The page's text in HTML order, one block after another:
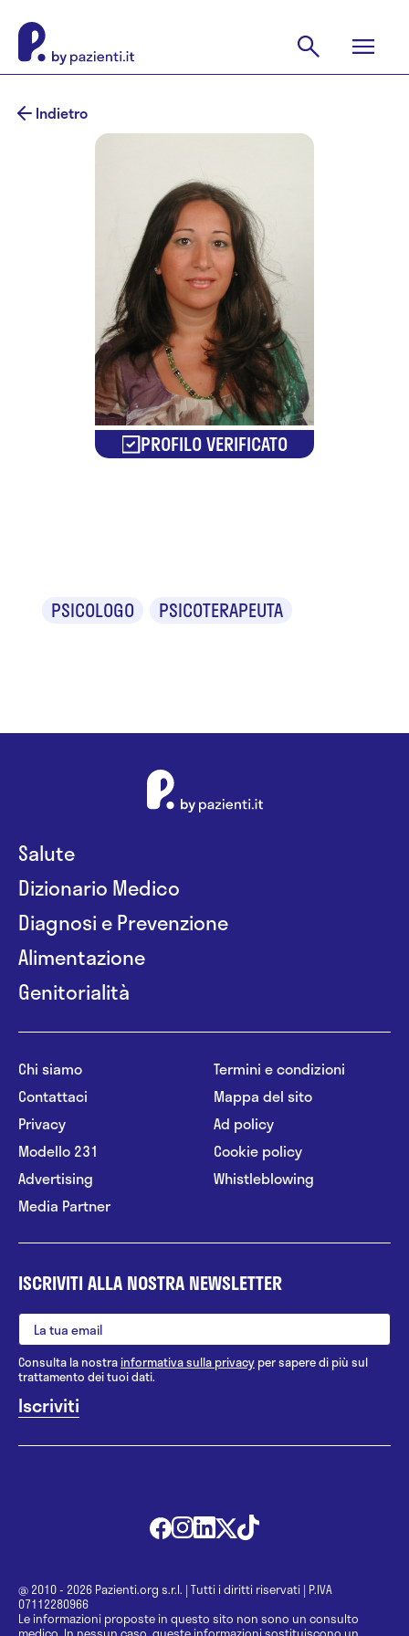
Indietro
PROFILO VERIFICATO
PSICOLOGO PSICOTERAPEUTA
Salute
Dizionario Medico
Diagnosi e Prevenzione
Alimentazione
Genitorialità
Chi siamo
Contattaci
Privacy
Modello 231
Advertising
Media Partner
Termini e condizioni
Mappa del sito
Ad policy
Cookie policy
Whistleblowing
ISCRIVITI ALLA NOSTRA NEWSLETTER
Consulta la nostrainformativa sulla privacy per sapere di più sul
trattamento dei tuoi dati.
@ 2010 - 2026 Pazienti.org s.r.l. | Tutti i diritti riservati | P.IVA
07112280966
Le informazioni proposte in questo sito non sono un consulto